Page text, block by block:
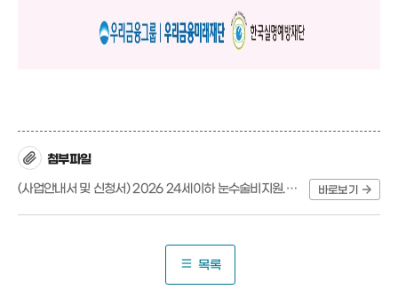
첨부파일
(사업안내서 및 신청서) 2026 24세이하 눈수술비지원.hwp
바로보기
목록